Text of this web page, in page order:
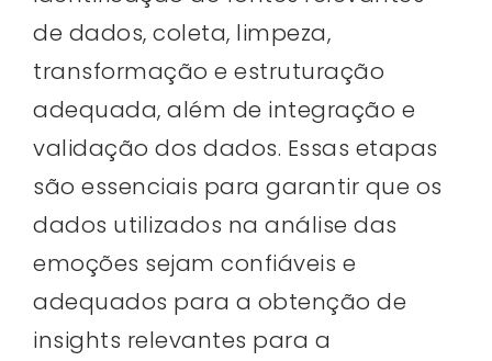
de dados, coleta, limpeza,
transformação e estruturação
adequada, além de integração e
validação dos dados. Essas etapas
são essenciais para garantir que os
dados utilizados na análise das
emoções sejam confiáveis e
adequados para a obtenção de
insights relevantes para a